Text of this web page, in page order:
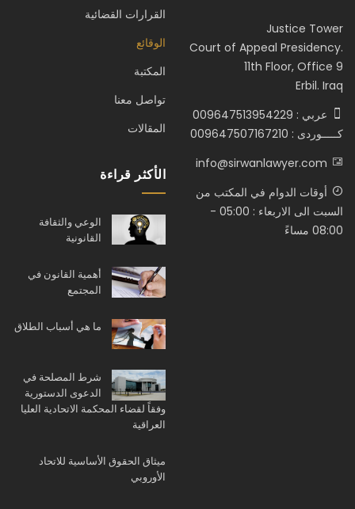
Justice Tower
Court of Appeal Presidency.
11th Floor, Office 9
Erbil. Iraq
عربي : 009647513954229
كـــــوردى : 009647507167210
info@sirwanlawyer.com
أوقات الدوام في المكتب من
السبت الى الاربعاء : 05:00 -
08:00 مساءً
القرارات القضائية
الوقائع
المكتبة
تواصل معنا
المقالات
الأكثر قراءة
الوعي والثقافة
القانونية
أهمية القانون في
المجتمع
ما هي أسباب الطلاق
شرط المصلحة في
الدعوى الدستورية
وفقاً لقضاء المحكمة الاتحادية العليا
العراقية
ميثاق الحقوق الأساسية للاتحاد
الأوروبي